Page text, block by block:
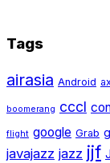
Tags
airasia Android
boomerang cccl
flight google Grab
javajazz jazz jjf